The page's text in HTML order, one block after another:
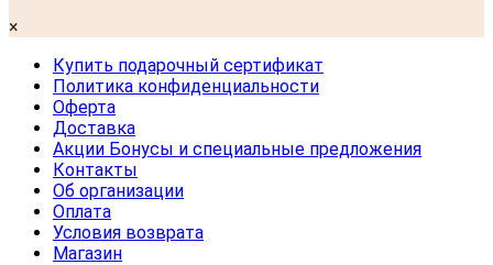
×
Купить подарочный сертификат
Политика конфиденциальности
Оферта
Доставка
Акции Бонусы и специальные предложения
Контакты
Об организации
Оплата
Условия возврата
Магазин